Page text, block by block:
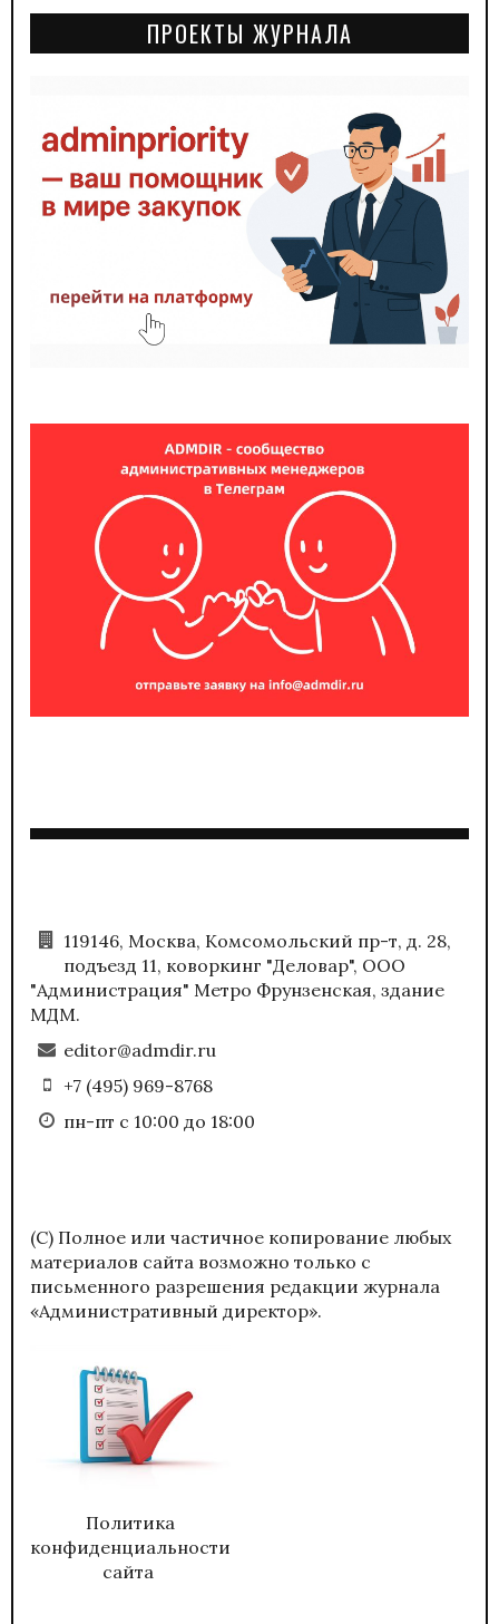
ПРОЕКТЫ ЖУРНАЛА
119146, Москва, Комсомольский пр-т, д. 28,
подъезд 11, коворкинг "Деловар", ООО
"Администрация" Метро Фрунзенская, здание
МДМ.
editor@admdir.ru
+7 (495) 969-8768
пн-пт с 10:00 до 18:00
(С) Полное или частичное копирование любых
материалов сайта возможно только с
письменного разрешения редакции журнала
«Административный директор».
Политика
конфиденциальности
сайта